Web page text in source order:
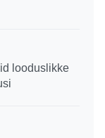
looduslikke